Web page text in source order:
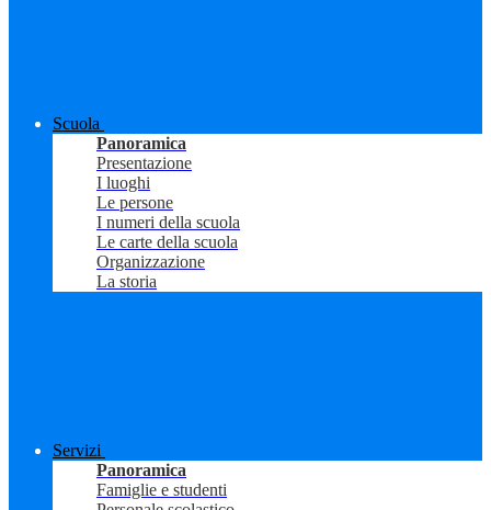
Scuola
Panoramica
Presentazione
I luoghi
Le persone
I numeri della scuola
Le carte della scuola
Organizzazione
La storia
Servizi
Panoramica
Famiglie e studenti